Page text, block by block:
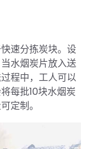
速分拣炭块。设
水烟炭片放入送
程中，工人可以
每批10块水烟炭
定制。